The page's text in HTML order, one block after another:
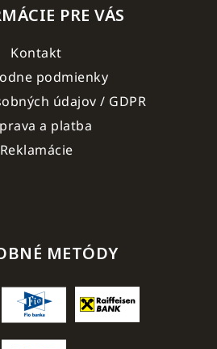
PRE VÁS
Kontakt
podmienky
údajov / GDPR
a platba
Reklamácie
METÓDY